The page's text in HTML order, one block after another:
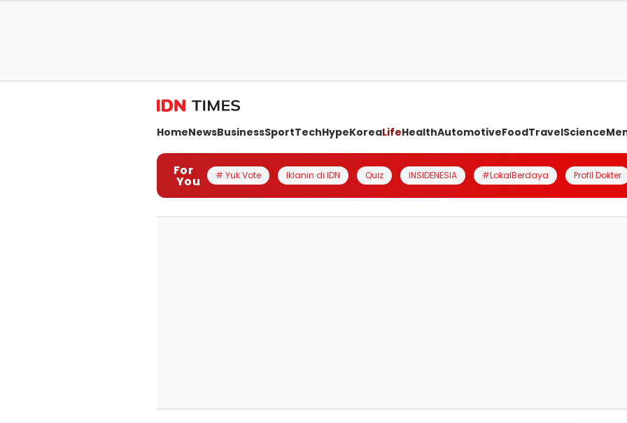
HomeNewsBusinessSportTechHypeKoreaLifeHealthAutomotiveFoodTravelScience
For
You # Yuk Vote Iklanin di IDN Quiz INSIDENESIA #LokalBerdaya Profil Dokter